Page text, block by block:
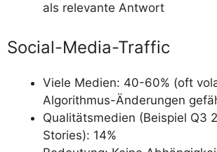
als relevante Antwort
Social-Media-Traffic
Viele Medien: 40-60% (oft
Algorithmus-Änderungen
Qualitätsmedien (Beispiel Q3
Stories): 14%